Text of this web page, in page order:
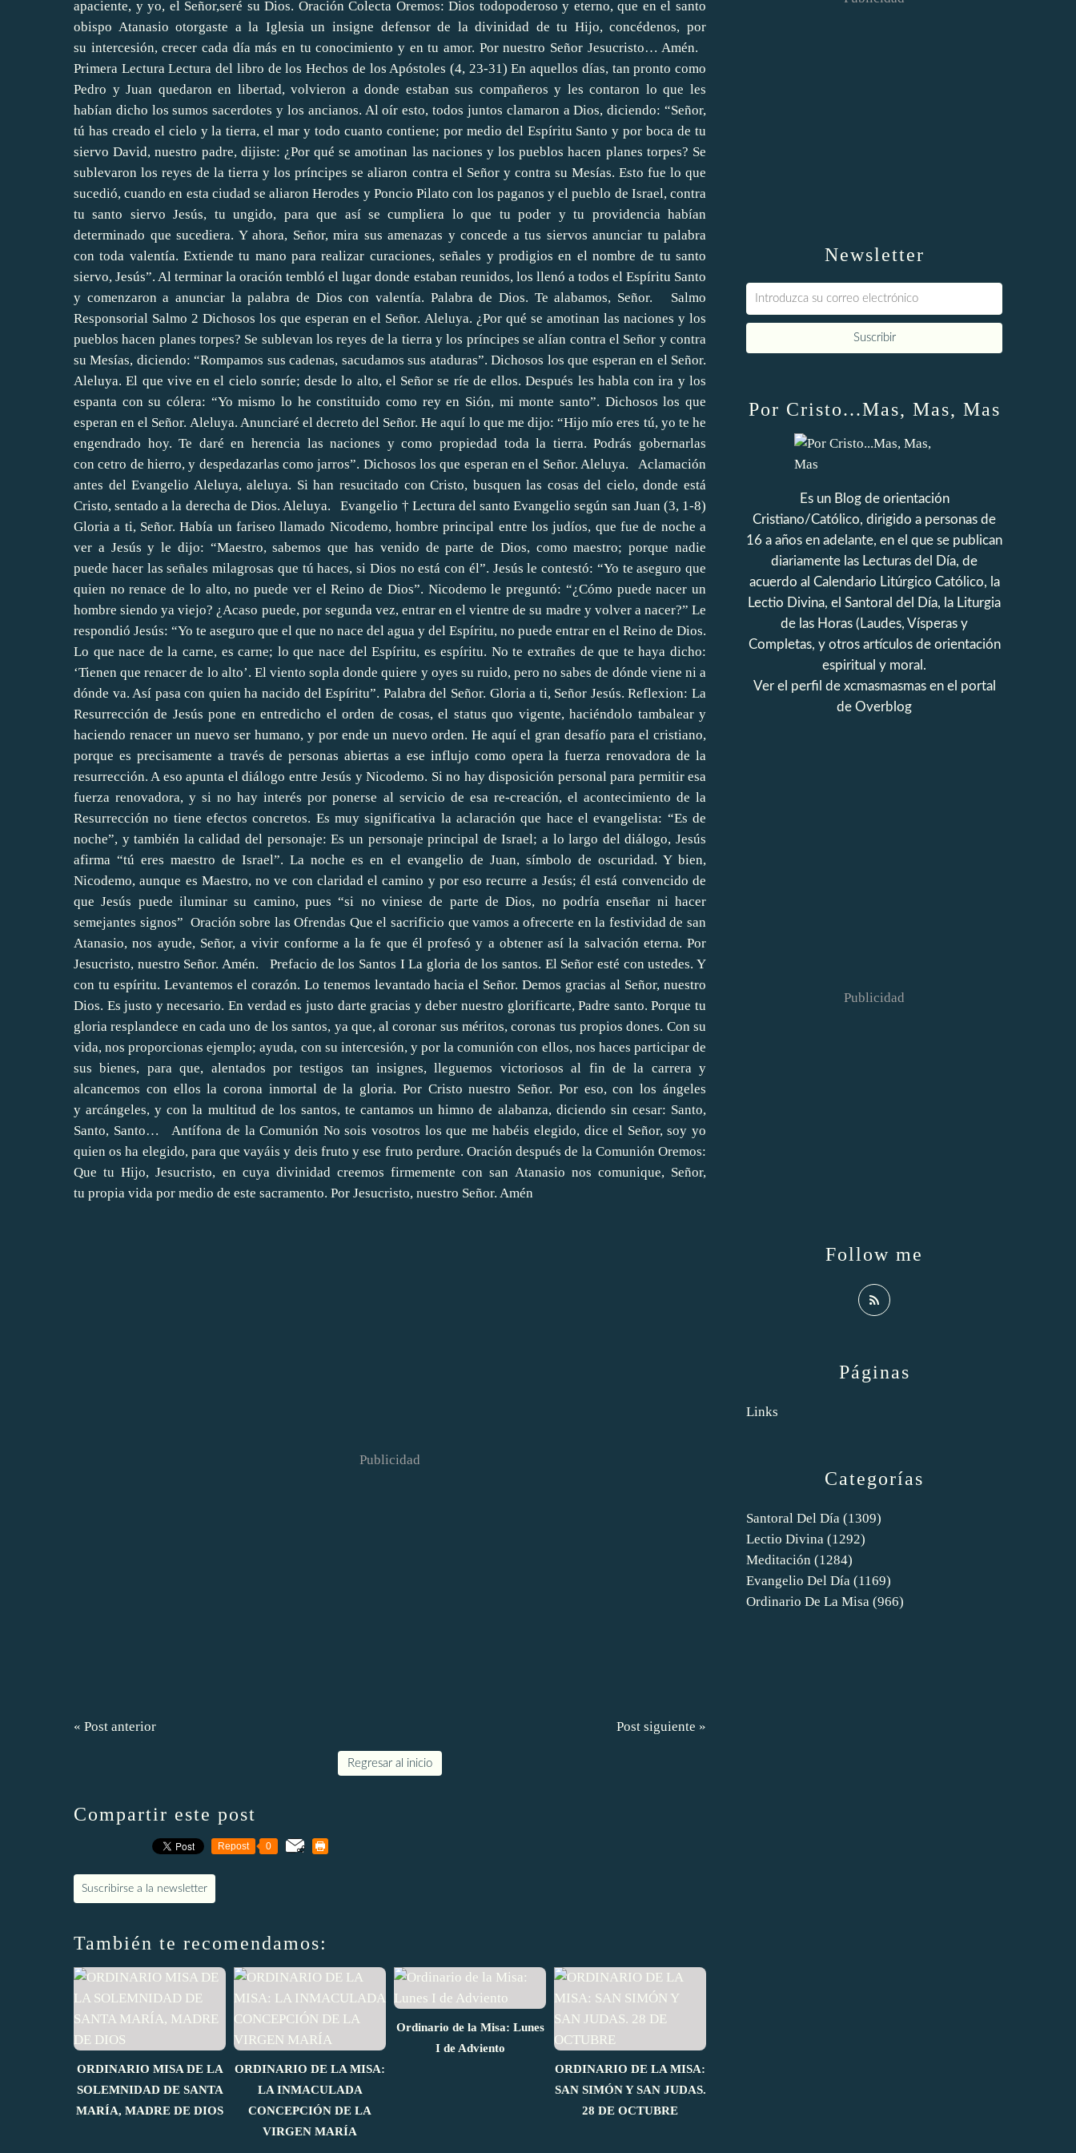
apaciente, y yo, el Señor,seré su Dios. Oración Colecta Oremos: Dios todopoderoso y eterno, que en el santo
obispo Atanasio otorgaste a la Iglesia un insigne defensor de la divinidad de tu Hijo, concédenos, por
su intercesión, crecer cada día más en tu conocimiento y en tu amor. Por nuestro Señor Jesucristo… Amén.
Primera Lectura Lectura del libro de los Hechos de los Apóstoles (4, 23-31) En aquellos días, tan pronto como
Pedro y Juan quedaron en libertad, volvieron a donde estaban sus compañeros y les contaron lo que les
habían dicho los sumos sacerdotes y los ancianos. Al oír esto, todos juntos clamaron a Dios, diciendo: “Señor,
tú has creado el cielo y la tierra, el mar y todo cuanto contiene; por medio del Espíritu Santo y por boca de tu
siervo David, nuestro padre, dijiste: ¿Por qué se amotinan las naciones y los pueblos hacen planes torpes? Se
sublevaron los reyes de la tierra y los príncipes se aliaron contra el Señor y contra su Mesías. Esto fue lo que
sucedió, cuando en esta ciudad se aliaron Herodes y Poncio Pilato con los paganos y el pueblo de Israel, contra
tu santo siervo Jesús, tu ungido, para que así se cumpliera lo que tu poder y tu providencia habían
determinado que sucediera. Y ahora, Señor, mira sus amenazas y concede a tus siervos anunciar tu palabra
con toda valentía. Extiende tu mano para realizar curaciones, señales y prodigios en el nombre de tu santo
siervo, Jesús”. Al terminar la oración tembló el lugar donde estaban reunidos, los llenó a todos el Espíritu Santo
y comenzaron a anunciar la palabra de Dios con valentía. Palabra de Dios. Te alabamos, Señor. Salmo
Responsorial Salmo 2 Dichosos los que esperan en el Señor. Aleluya. ¿Por qué se amotinan las naciones y los
pueblos hacen planes torpes? Se sublevan los reyes de la tierra y los príncipes se alían contra el Señor y contra
su Mesías, diciendo: “Rompamos sus cadenas, sacudamos sus ataduras”. Dichosos los que esperan en el Señor.
Aleluya. El que vive en el cielo sonríe; desde lo alto, el Señor se ríe de ellos. Después les habla con ira y los
espanta con su cólera: “Yo mismo lo he constituido como rey en Sión, mi monte santo”. Dichosos los que
esperan en el Señor. Aleluya. Anunciaré el decreto del Señor. He aquí lo que me dijo: “Hijo mío eres tú, yo te he
engendrado hoy. Te daré en herencia las naciones y como propiedad toda la tierra. Podrás gobernarlas
con cetro de hierro, y despedazarlas como jarros”. Dichosos los que esperan en el Señor. Aleluya. Aclamación
antes del Evangelio Aleluya, aleluya. Si han resucitado con Cristo, busquen las cosas del cielo, donde está
Cristo, sentado a la derecha de Dios. Aleluya. Evangelio † Lectura del santo Evangelio según san Juan (3, 1-8)
Gloria a ti, Señor. Había un fariseo llamado Nicodemo, hombre principal entre los judíos, que fue de noche a
ver a Jesús y le dijo: “Maestro, sabemos que has venido de parte de Dios, como maestro; porque nadie
puede hacer las señales milagrosas que tú haces, si Dios no está con él”. Jesús le contestó: “Yo te aseguro que
quien no renace de lo alto, no puede ver el Reino de Dios”. Nicodemo le preguntó: “¿Cómo puede nacer un
hombre siendo ya viejo? ¿Acaso puede, por segunda vez, entrar en el vientre de su madre y volver a nacer?” Le
respondió Jesús: “Yo te aseguro que el que no nace del agua y del Espíritu, no puede entrar en el Reino de Dios.
Lo que nace de la carne, es carne; lo que nace del Espíritu, es espíritu. No te extrañes de que te haya dicho:
‘Tienen que renacer de lo alto’. El viento sopla donde quiere y oyes su ruido, pero no sabes de dónde viene ni a
dónde va. Así pasa con quien ha nacido del Espíritu”. Palabra del Señor. Gloria a ti, Señor Jesús. Reflexion: La
Resurrección de Jesús pone en entredicho el orden de cosas, el status quo vigente, haciéndolo tambalear y
haciendo renacer un nuevo ser humano, y por ende un nuevo orden. He aquí el gran desafío para el cristiano,
porque es precisamente a través de personas abiertas a ese influjo como opera la fuerza renovadora de la
resurrección. A eso apunta el diálogo entre Jesús y Nicodemo. Si no hay disposición personal para permitir esa
fuerza renovadora, y si no hay interés por ponerse al servicio de esa re-creación, el acontecimiento de la
Resurrección no tiene efectos concretos. Es muy significativa la aclaración que hace el evangelista: “Es de
noche”, y también la calidad del personaje: Es un personaje principal de Israel; a lo largo del diálogo, Jesús
afirma “tú eres maestro de Israel”. La noche es en el evangelio de Juan, símbolo de oscuridad. Y bien,
Nicodemo, aunque es Maestro, no ve con claridad el camino y por eso recurre a Jesús; él está convencido de
que Jesús puede iluminar su camino, pues “si no viniese de parte de Dios, no podría enseñar ni hacer
semejantes signos” Oración sobre las Ofrendas Que el sacrificio que vamos a ofrecerte en la festividad de san
Atanasio, nos ayude, Señor, a vivir conforme a la fe que él profesó y a obtener así la salvación eterna. Por
Jesucristo, nuestro Señor. Amén. Prefacio de los Santos I La gloria de los santos. El Señor esté con ustedes. Y
con tu espíritu. Levantemos el corazón. Lo tenemos levantado hacia el Señor. Demos gracias al Señor, nuestro
Dios. Es justo y necesario. En verdad es justo darte gracias y deber nuestro glorificarte, Padre santo. Porque tu
gloria resplandece en cada uno de los santos, ya que, al coronar sus méritos, coronas tus propios dones. Con su
vida, nos proporcionas ejemplo; ayuda, con su intercesión, y por la comunión con ellos, nos haces participar de
sus bienes, para que, alentados por testigos tan insignes, lleguemos victoriosos al fin de la carrera y
alcancemos con ellos la corona inmortal de la gloria. Por Cristo nuestro Señor. Por eso, con los ángeles
y arcángeles, y con la multitud de los santos, te cantamos un himno de alabanza, diciendo sin cesar: Santo,
Santo, Santo… Antífona de la Comunión No sois vosotros los que me habéis elegido, dice el Señor, soy yo
quien os ha elegido, para que vayáis y deis fruto y ese fruto perdure. Oración después de la Comunión Oremos:
Que tu Hijo, Jesucristo, en cuya divinidad creemos firmemente con san Atanasio nos comunique, Señor,
tu propia vida por medio de este sacramento. Por Jesucristo, nuestro Señor. Amén
Publicidad
« Post anterior Post siguiente »
Regresar al inicio
Compartir este post
Repost 0
Suscribirse a la newsletter
También te recomendamos:
ORDINARIO MISA DE LA
SOLEMNIDAD DE SANTA
MARÍA, MADRE DE DIOS
ORDINARIO DE LA MISA:
LA INMACULADA
CONCEPCIÓN DE LA
VIRGEN MARÍA
Ordinario de la Misa: Lunes
I de Adviento
ORDINARIO DE LA MISA:
SAN SIMÓN Y SAN JUDAS.
28 DE OCTUBRE
Newsletter
Categorías
Santoral Del Día (1309)
Lectio Divina (1292)
Meditación (1284)
Evangelio Del Día (1169)
Ordinario De La Misa (966)
Páginas
Links
Por Cristo...Mas, Mas, Mas
Es un Blog de orientación
Cristiano/Católico, dirigido a personas de
16 a años en adelante, en el que se publican
diariamente las Lecturas del Día, de
acuerdo al Calendario Litúrgico Católico, la
Lectio Divina, el Santoral del Día, la Liturgia
de las Horas (Laudes, Vísperas y
Completas, y otros artículos de orientación
espiritual y moral.
Ver el perfil de xcmasmasmasen el portal
de Overblog
Follow me
Publicidad